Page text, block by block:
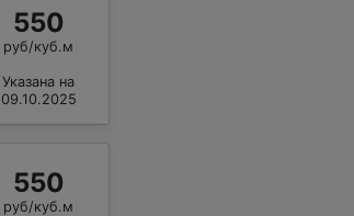
550
руб/куб.м
Указана на
09.10.2025
550
руб/куб.м